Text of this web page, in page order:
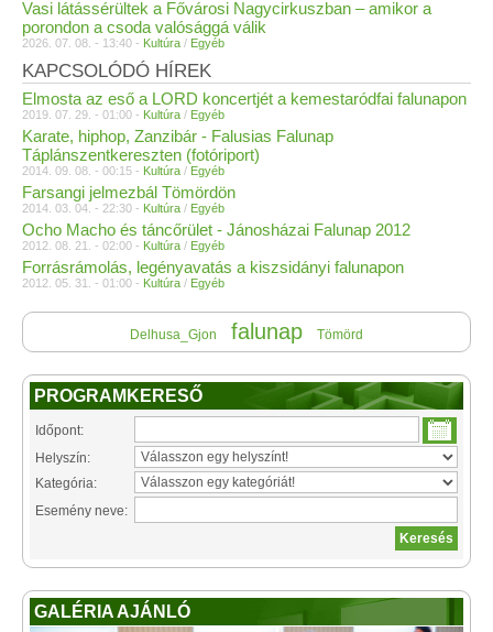
Vasi látássérültek a Fővárosi Nagycirkuszban – amikor a
porondon a csoda valósággá válik
2026. 07. 08. - 13:40 - Kultúra / Egyéb
KAPCSOLÓDÓ HÍREK
Elmosta az eső a LORD koncertjét a kemestaródfai falunapon
2019. 07. 29. - 01:00 - Kultúra / Egyéb
Karate, hiphop, Zanzibár - Falusias Falunap
Táplánszentkereszten (fotóriport)
2014. 09. 08. - 00:15 - Kultúra / Egyéb
Farsangi jelmezbál Tömördön
2014. 03. 04. - 22:30 - Kultúra / Egyéb
Ocho Macho és táncőrület - Jánosházai Falunap 2012
2012. 08. 21. - 02:00 - Kultúra / Egyéb
Forrásrámolás, legényavatás a kiszsidányi falunapon
2012. 05. 31. - 01:00 - Kultúra / Egyéb
Delhusa_Gjon falunap Tömörd
PROGRAMKERESŐ
Időpont:
Helyszín:
Kategória:
Esemény neve:
GALÉRIA AJÁNLÓ